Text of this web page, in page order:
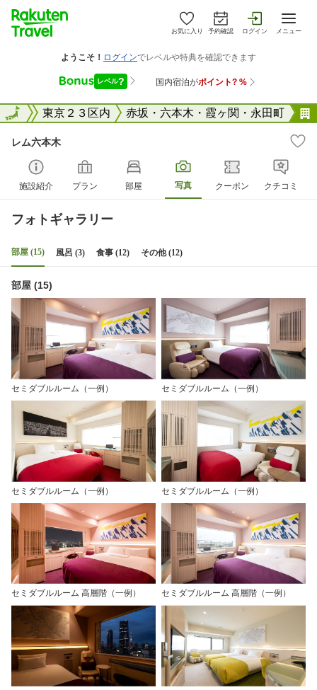
お気に入り 予約確認 ログイン メニュー
京都 東京２３区内 赤坂・六本木・霞ヶ関・永田町
全国
レム六本木
施設紹介 プラン 部屋 写真 クーポン クチコミ
フォトギャラリー
部屋 (15) 風呂 (3) 食事 (12) その他 (12)
部屋 (15)
セミダブルルーム（一例） セミダブルルーム（一例）
セミダブルルーム（一例） セミダブルルーム（一例）
セミダブルルーム 高層階（一例） セミダブルルーム 高層階（一例）